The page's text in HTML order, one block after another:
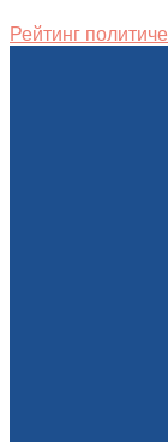
Рейтинг